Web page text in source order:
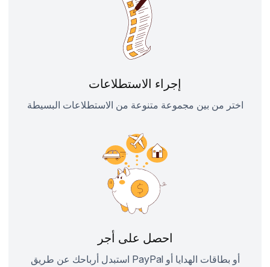
إجراء الاستطلاعات
اختر من بين مجموعة متنوعة من الاستطلاعات البسيطة
احصل على أجر
استبدل أرباحك عن طريق PayPal أو بطاقات الهدايا أو